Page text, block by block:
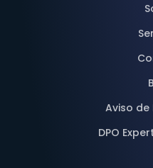
Aviso de
DPO